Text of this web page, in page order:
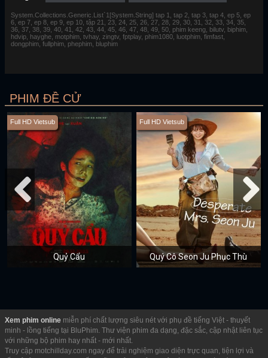
System.Collections.Generic.List`1[System.String] tap 1, tap 2, tap 3, tap 4, ep 5, ep
6, ep 7, ep 8, ep 9, ep 10, tập 21, 23, 24, 25, 26, 27, 28, 29, 30, 31, 32, 33, 34, 35,
36, 37, 38, 39, 40, 41, 42, 43, 44, 45, 46, 47, 48, 49, 50, phim keeng, bilutv, biphim,
hdvip, hayghe, motphim, tvhay, zingtv, fptplay, phim1080, luotphim, fimfast,
dongphim, fullphim, phephim, bluphim
PHIM ĐỀ CỬ
Full HD Vietsub
Quỷ Cẩu
Full HD Vietsub
Quý Cô Seon Ju Phục Thù
Xem phim online miễn phí chất lượng siêu nét với phụ đề tiếng Việt - thuyết
minh - lồng tiếng tại BluPhim. Thư viện phim đa dạng, đặc sắc, cập nhật liên tục
với những bộ phim hay nhất - mới nhất.
Truy cập motchillday.com ngay để trải nghiệm giao diện trực quan, tiện lợi và